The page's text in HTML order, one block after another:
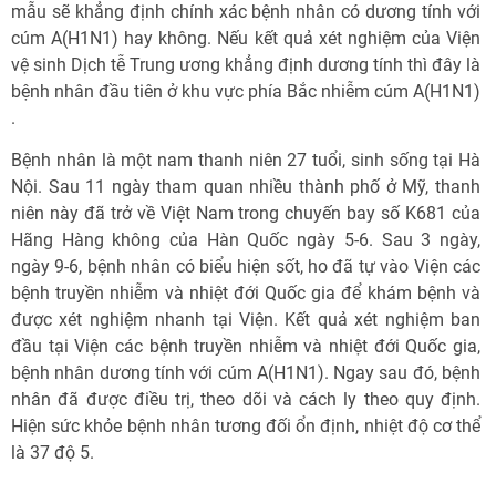
mẫu sẽ khẳng định chính xác bệnh nhân có dương tính với
cúm A(H1N1) hay không. Nếu kết quả xét nghiệm của Viện
vệ sinh Dịch tễ Trung ương khẳng định dương tính thì đây là
bệnh nhân đầu tiên ở khu vực phía Bắc nhiễm cúm A(H1N1)
.
Bệnh nhân là một nam thanh niên 27 tuổi, sinh sống tại Hà
Nội. Sau 11 ngày tham quan nhiều thành phố ở Mỹ, thanh
niên này đã trở về Việt Nam trong chuyến bay số K681 của
Hãng Hàng không của Hàn Quốc ngày 5-6. Sau 3 ngày,
ngày 9-6, bệnh nhân có biểu hiện sốt, ho đã tự vào Viện các
bệnh truyền nhiễm và nhiệt đới Quốc gia để khám bệnh và
được xét nghiệm nhanh tại Viện. Kết quả xét nghiệm ban
đầu tại Viện các bệnh truyền nhiễm và nhiệt đới Quốc gia,
bệnh nhân dương tính với cúm A(H1N1). Ngay sau đó, bệnh
nhân đã được điều trị, theo dõi và cách ly theo quy định.
Hiện sức khỏe bệnh nhân tương đối ổn định, nhiệt độ cơ thể
là 37 độ 5.